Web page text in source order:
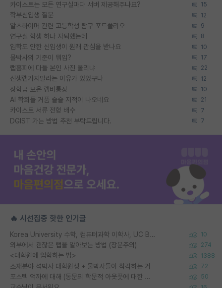
카이스트는 모든 연구실마다 서버 제공해주나요? 15
학부신입생 질문 12
알츠하이머 관련 고등학생 탐구 포트폴리오 9
연구실 학생 하나 자퇴했는데 8
입학도 안한 신입생이 원래 관심을 받나요 10
물박사의 기준이 뭐임? 17
랩홈피에 다들 본인 사진 올리냐 22
신생랩가지말라는 이유가 있었구나 12
장학금 모은 랩비통장 10
AI 학회들 거품 슬슬 지적이 나오네요 21
카이스트 서류 전형 배수 7
DGIST 가는 방법 추천 부탁드립니다. 7
🔥 시선집중 핫한 인기글
Korea University 수학, 컴퓨터과학 이학사, UC Berkeley 산업공학 대학원 공학박사가 되는 것은 쉽지 않겠죠? 10
외부에서 괜찮은 랩을 알아보는 방법 (장문주의) 274
<대학원에 입학하는 법> 1388
소재분야 석박사 대학원생 + 물박사들이 착각하는 거 72
포스텍 억까에 대해 (동문의 학문적 아웃풋에 대한 반박) 50